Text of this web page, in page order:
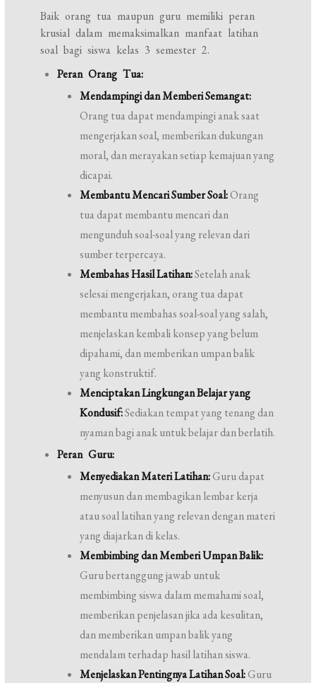
Baik orang tua maupun guru memiliki peran
krusial dalam memaksimalkan manfaat latihan
soal bagi siswa kelas 3 semester 2.
Peran Orang Tua:
Mendampingi dan Memberi Semangat:
Orang tua dapat mendampingi anak saat
mengerjakan soal, memberikan dukungan
moral, dan merayakan setiap kemajuan yang
dicapai.
Membantu Mencari Sumber Soal:Orang
tua dapat membantu mencari dan
mengunduh soal-soal yang relevan dari
sumber terpercaya.
Membahas Hasil Latihan:Setelah anak
selesai mengerjakan, orang tua dapat
membantu membahas soal-soal yang salah,
menjelaskan kembali konsep yang belum
dipahami, dan memberikan umpan balik
yang konstruktif.
Menciptakan Lingkungan Belajar yang
Kondusif:Sediakan tempat yang tenang dan
nyaman bagi anak untuk belajar dan berlatih.
Peran Guru:
Menyediakan Materi Latihan:Guru dapat
menyusun dan membagikan lembar kerja
atau soal latihan yang relevan dengan materi
yang diajarkan di kelas.
Membimbing dan Memberi Umpan Balik:
Guru bertanggung jawab untuk
membimbing siswa dalam memahami soal,
memberikan penjelasan jika ada kesulitan,
dan memberikan umpan balik yang
mendalam terhadap hasil latihan siswa.
Menjelaskan Pentingnya Latihan Soal:Guru